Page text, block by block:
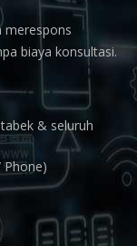
merespons
biaya konsultasi.
& seluruh
Phone)